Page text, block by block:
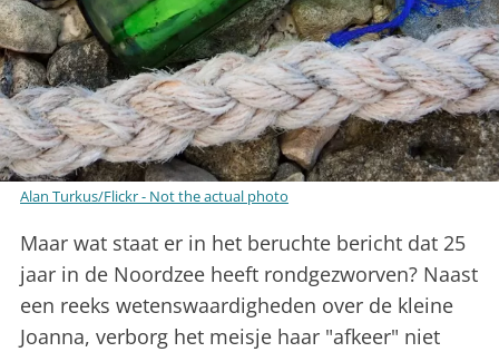
Alan Turkus/Flickr - Not the actual photo
Maar wat staat er in het beruchte bericht dat 25
jaar in de Noordzee heeft rondgezworven? Naast
een reeks wetenswaardigheden over de kleine
Joanna, verborg het meisje haar "afkeer" niet